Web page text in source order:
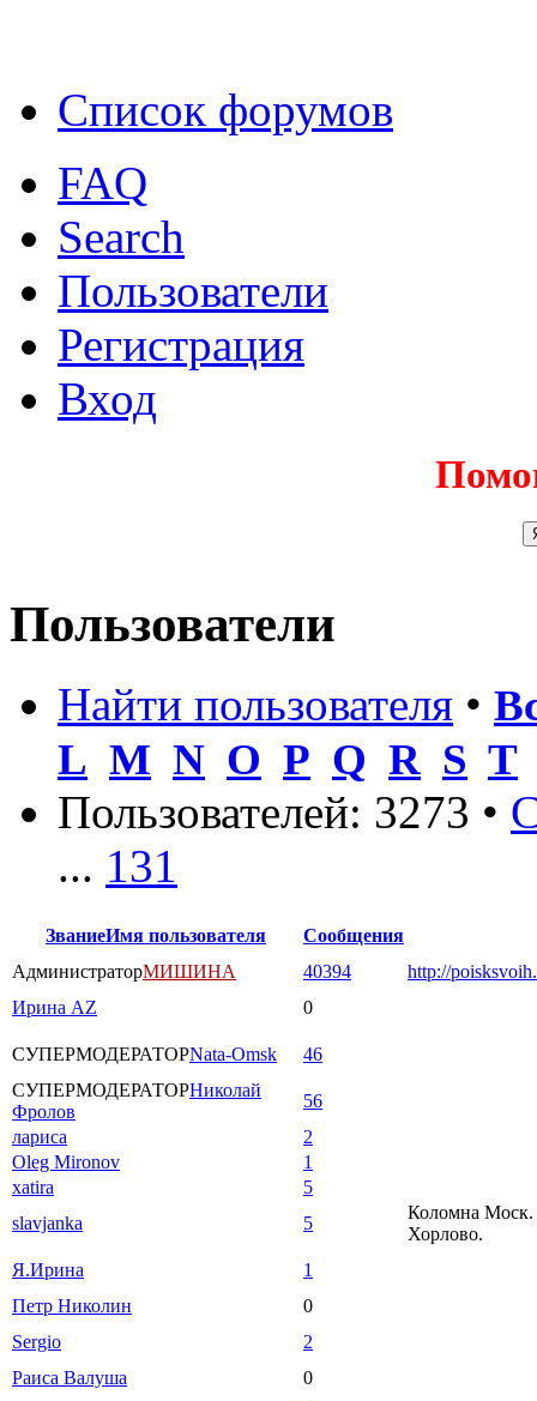
Список форумов
FAQ
Search
Пользователи
Регистрация
Вход
Пользователи
Найти пользователя •
L M N O P Q R S T
Пользователей: 3273 •
... 131
ЗваниеИмя пользователя
Сообщения
АдминистраторМИШИНА 40394
http://
Ирина AZ
0
СУПЕРМОДЕРАТОРNata-Omsk
46
СУПЕРМОДЕРАТОРНиколай
Фролов
56
лариса
2
Oleg Mironov
1
xatira
5
slavjanka
5
Коломна Моск.
Хорлово.
Я.Ирина
1
Петр Николин
0
Sergio
2
Раиса Валуша
0